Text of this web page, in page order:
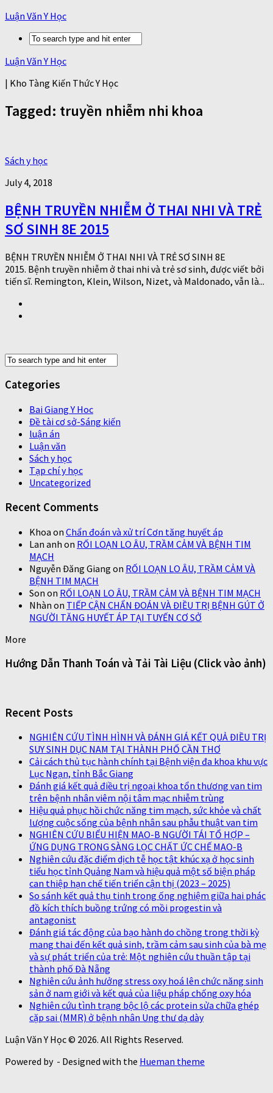
Luận Văn Y Học
Luận Văn Y Học
| Kho Tàng Kiến Thức Y Học
Tagged: truyền nhiễm nhi khoa
Sách y học
July 4, 2018
BỆNH TRUYỀN NHIỄM Ở THAI NHI VÀ TRẺ
SƠ SINH 8E 2015
BỆNH TRUYỀN NHIỄM Ở THAI NHI VÀ TRẺ SƠ SINH 8E
2015. Bệnh truyền nhiễm ở thai nhi và trẻ sơ sinh, được viết bởi
tiến sĩ. Remington, Klein, Wilson, Nizet, và Maldonado, vẫn là...
Categories
Bai Giang Y Hoc
Đề tài cơ sở-Sáng kiến
luận án
Luận văn
Sách y học
Tạp chí y học
Uncategorized
Recent Comments
Khoa on Chẩn đoán và xử trí Cơn tăng huyết áp
Lan anh on RỐI LOẠN LO ÂU, TRẦM CẢM VÀ BỆNH TIM
MẠCH
Nguyễn Đăng Giang on RỐI LOẠN LO ÂU, TRẦM CẢM VÀ
BỆNH TIM MẠCH
Son on RỐI LOẠN LO ÂU, TRẦM CẢM VÀ BỆNH TIM MẠCH
Nhàn on TIẾP CẬN CHẨN ĐOÁN VÀ ĐIỀU TRỊ BỆNH GÚT Ở
NGƯỜI TĂNG HUYẾT ÁP TẠI TUYẾN CƠ SỞ
More
Hướng Dẫn Thanh Toán và Tải Tài Liệu (Click vào ảnh)
Recent Posts
NGHIÊN CỨU TÌNH HÌNH VÀ ĐÁNH GIÁ KẾT QUẢ ĐIỀU TRỊ
SUY SINH DỤC NAM TẠI THÀNH PHỐ CẦN THƠ
Cải cách thủ tục hành chính tại Bệnh viện đa khoa khu vực
Lục Ngạn, tỉnh Bắc Giang
Đánh giá kết quả điều trị ngoại khoa tổn thương van tim
trên bệnh nhân viêm nội tâm mạc nhiễm trùng
Hiệu quả phục hồi chức năng tim mạch, sức khỏe và chất
lượng cuộc sống của bệnh nhân sau phẫu thuật van tim
NGHIÊN CỨU BIỂU HIỆN MAO-B NGƯỜI TÁI TỔ HỢP –
ỨNG DỤNG TRONG SÀNG LỌC CHẤT ỨC CHẾ MAO-B
Nghiên cứu đặc điểm dịch tễ học tật khúc xạ ở học sinh
tiểu học tỉnh Quảng Nam và hiệu quả một số biện pháp
can thiệp hạn chế tiến triển cận thị (2023 – 2025)
So sánh kết quả thụ tinh trong ống nghiệm giữa hai phác
đồ kích thích buồng trứng có mồi progestin và
antagonist
Đánh giá tác động của bạo hành do chồng trong thời kỳ
mang thai đến kết quả sinh, trầm cảm sau sinh của bà mẹ
và sự phát triển của trẻ: Một nghiên cứu thuần tập tại
thành phố Đà Nẵng
Nghiên cứu ảnh hưởng stress oxy hoá lên chức năng sinh
sản ở nam giới và kết quả của liệu pháp chống oxy hóa
Nghiên cứu tình trạng bộc lộ các protein sửa chữa ghép
cặp sai (MMR) ở bệnh nhân Ung thư dạ dày
Luận Văn Y Học © 2026. All Rights Reserved.
Powered by - Designed with the Hueman theme